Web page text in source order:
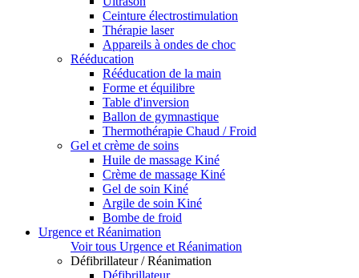
Ceinture électrostimulation
Thérapie laser
Appareils à ondes de choc
Rééducation
Rééducation de la main
Forme et équilibre
Table d'inversion
Ballon de gymnastique
Thermothérapie Chaud / Froid
Gel et crème de soins
Huile de massage Kiné
Crème de massage Kiné
Gel de soin Kiné
Argile de soin Kiné
Bombe de froid
Urgence et Réanimation
Voir tous Urgence et Réanimation
Défibrillateur / Réanimation
Défibrillateur